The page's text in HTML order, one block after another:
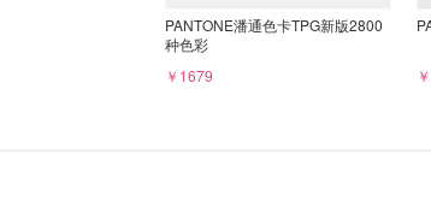
PANTONE潘通色卡TPG新版2800
种色彩
￥1679